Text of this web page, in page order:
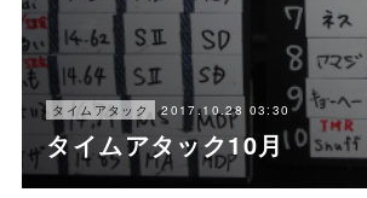
タイムアタック 2017.10.28 03:30
タイムアタック10月